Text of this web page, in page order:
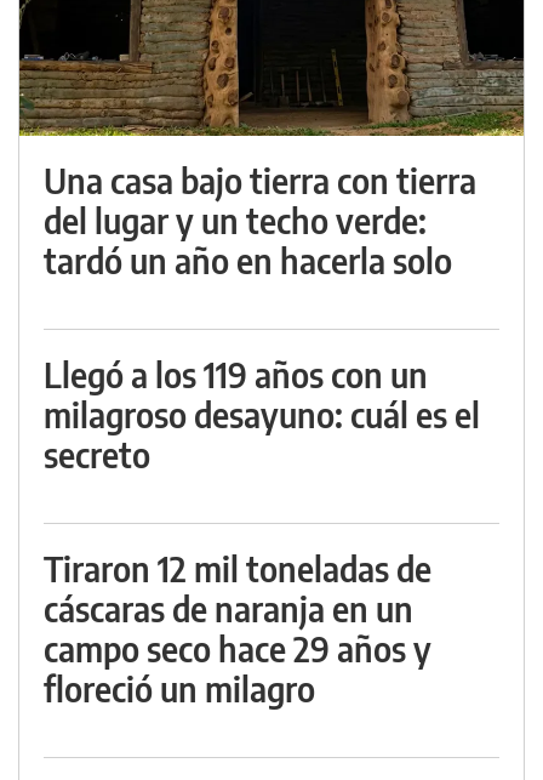
Una casa bajo tierra con tierra
del lugar y un techo verde:
tardó un año en hacerla solo
Llegó a los 119 años con un
milagroso desayuno: cuál es el
secreto
Tiraron 12 mil toneladas de
cáscaras de naranja en un
campo seco hace 29 años y
floreció un milagro